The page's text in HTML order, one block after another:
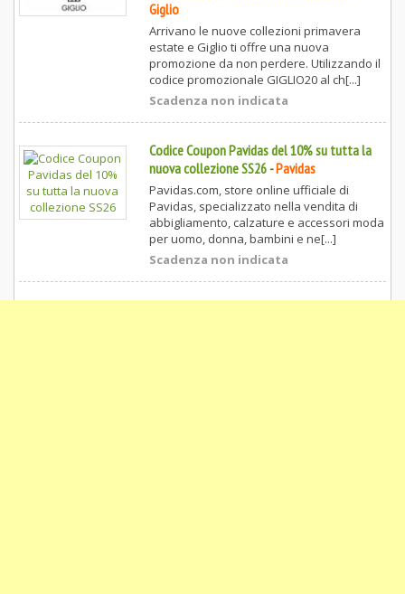
Giglio
Arrivano le nuove collezioni primavera
estate e Giglio ti offre una nuova
promozione da non perdere. Utilizzando il
codice promozionale GIGLIO20 al ch[...]
Scadenza non indicata
Codice Coupon Pavidas del 10% su tutta la
nuova collezione SS26-Pavidas
Pavidas.com, store online ufficiale di
Pavidas, specializzato nella vendita di
abbigliamento, calzature e accessori moda
per uomo, donna, bambini e ne[...]
Scadenza non indicata